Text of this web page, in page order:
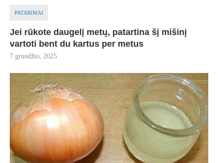
PATARIMAI
Jei rūkote daugelį metų, patartina šį mišinį
vartoti bent du kartus per metus
7 gruodžio, 2025